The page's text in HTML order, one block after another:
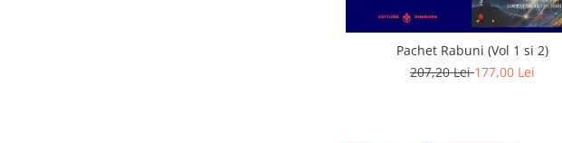
Pachet Rabuni (Vol 1 si 2)
207,20 Lei177,00 Lei